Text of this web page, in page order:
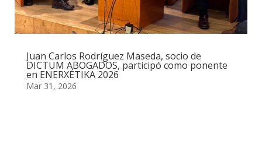
Juan Carlos Rodríguez Maseda, socio de
DICTUM ABOGADOS, participó como ponente
en ENERXÉTIKA 2026
Mar 31, 2026